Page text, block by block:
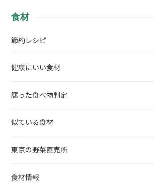
食材
節約レシピ
健康にいい食材
腐った食べ物判定
似ている食材
東京の野菜直売所
食材情報